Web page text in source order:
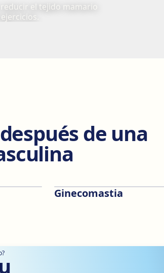
el tejido mamario
de una
Antes
Ginecomastia